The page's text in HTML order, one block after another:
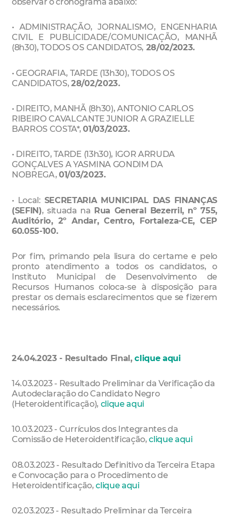
• ADMINISTRAÇÃO, JORNALISMO, ENGENHARIA
CIVIL E PUBLICIDADE/COMUNICAÇÃO, MANHÃ
(8h30), TODOS OS CANDIDATOS, 28/02/2023.
• GEOGRAFIA, TARDE (13h30), TODOS OS
CANDIDATOS,28/02/2023.
• DIREITO, MANHÃ (8h30), ANTONIO CARLOS
RIBEIRO CAVALCANTE JUNIOR A GRAZIELLE
BARROS COSTA*,01/03/2023.
• DIREITO, TARDE (13h30), IGOR ARRUDA
GONÇALVES A YASMINA GONDIM DA
NOBREGA,01/03/2023.
• Local: SECRETARIA MUNICIPAL DAS FINANÇAS
(SEFIN), situada na Rua General Bezerril, nº 755,
Auditório, 2º Andar, Centro, Fortaleza-CE, CEP
60.055-100.
Por fim, primando pela lisura do certame e pelo
pronto atendimento a todos os candidatos, o
Instituto Municipal de Desenvolvimento de
Recursos Humanos coloca-se à disposição para
prestar os demais esclarecimentos que se fizerem
necessários.
24.04.2023 - Resultado Final,clique aqui
14.03.2023 - Resultado Preliminar da Verificação da
Autodeclaração do Candidato Negro
(Heteroidentificação), clique aqui
10.03.2023 - Currículos dos Integrantes da
Comissão de Heteroidentificação,clique aqui
08.03.2023 - Resultado Definitivo da Terceira Etapa
e Convocação para o Procedimento de
Heteroidentificação,clique aqui
02.03.2023 - Resultado Preliminar da Terceira